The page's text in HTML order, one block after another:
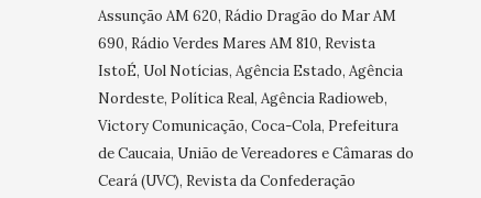
Assunção AM 620, Rádio Dragão do Mar AM
690, Rádio Verdes Mares AM 810, Revista
IstoÉ, Uol Notícias, Agência Estado, Agência
Nordeste, Política Real, Agência Radioweb,
Victory Comunicação, Coca-Cola, Prefeitura
de Caucaia, União de Vereadores e Câmaras do
Ceará (UVC), Revista da Confederação